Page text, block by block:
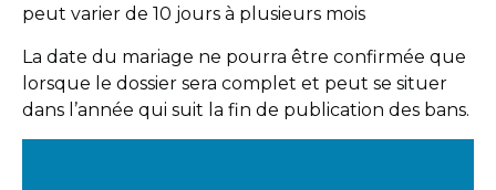
peut varier de 10 jours à plusieurs mois
La date du mariage ne pourra être confirmée que
lorsque le dossier sera complet et peut se situer
dans l’année qui suit la fin de publication des bans.